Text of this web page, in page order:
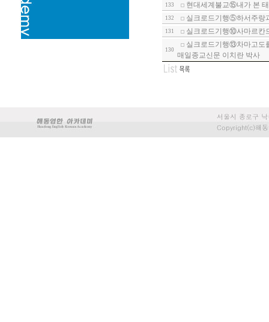
133 현대세계불교⑮내가 본
132 실크로드기행⑤하서주랑
131 실크로드기행⑩사마르칸
130
실크로드기행⑬차마고도
매일종교신문 이치란 박사